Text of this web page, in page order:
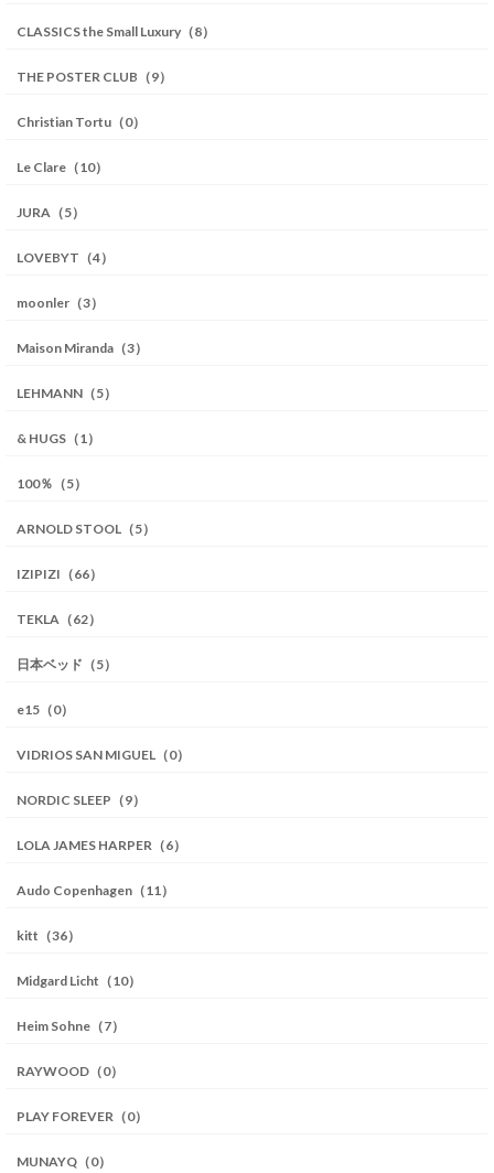
CLASSICS the Small Luxury（8）
THE POSTER CLUB（9）
Christian Tortu（0）
Le Clare（10）
JURA（5）
LOVEBYT（4）
moonler（3）
Maison Miranda（3）
LEHMANN（5）
& HUGS（1）
100％（5）
ARNOLD STOOL（5）
IZIPIZI（66）
TEKLA（62）
日本ベッド（5）
e15（0）
VIDRIOS SAN MIGUEL（0）
NORDIC SLEEP（9）
LOLA JAMES HARPER（6）
Audo Copenhagen（11）
kitt（36）
Midgard Licht（10）
Heim Sohne（7）
RAYWOOD（0）
PLAY FOREVER（0）
MUNAYQ（0）